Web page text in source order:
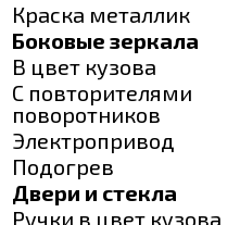
Краска металлик
Боковые зеркала
В цвет кузова
С повторителями
поворотников
Электропривод
Подогрев
Двери и стекла
Ручки в цвет кузова